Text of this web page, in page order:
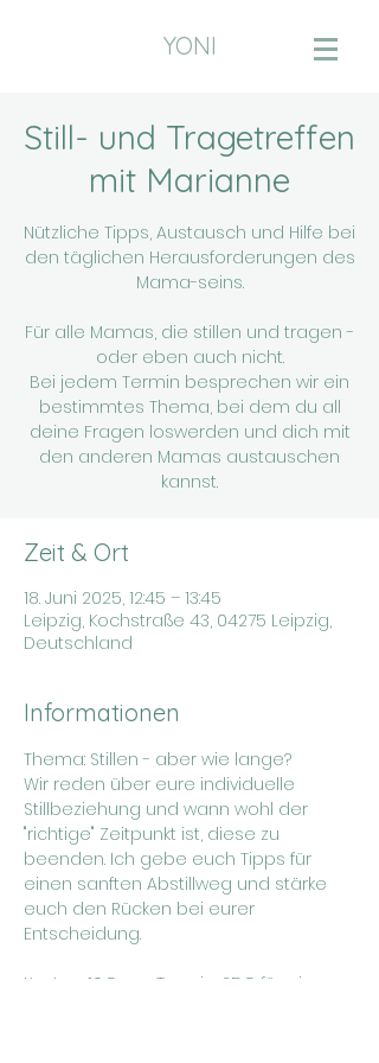
YONI
Still- und Tragetreffen
mit Marianne
Nützliche Tipps, Austausch und Hilfe bei
den täglichen Herausforderungen des
Mama-seins.
Für alle Mamas, die stillen und tragen -
oder eben auch nicht.
Bei jedem Termin besprechen wir ein
bestimmtes Thema, bei dem du all
deine Fragen loswerden und dich mit
den anderen Mamas austauschen
kannst.
Zeit & Ort
18. Juni 2025, 12:45 – 13:45
Leipzig, Kochstraße 43, 04275 Leipzig,
Deutschland
Informationen
Thema: Stillen - aber wie lange?
Wir reden über eure individuelle
Stillbeziehung und wann wohl der
"richtige" Zeitpunkt ist, diese zu
beenden. Ich gebe euch Tipps für
einen sanften Abstillweg und stärke
euch den Rücken bei eurer
Entscheidung.
Kosten: 10€ pro Termin, 25€ für eine